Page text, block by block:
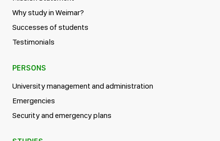
Why study in Weimar?
Successes of students
Testimonials
PERSONS
University management and administration
Emergencies
Security and emergency plans